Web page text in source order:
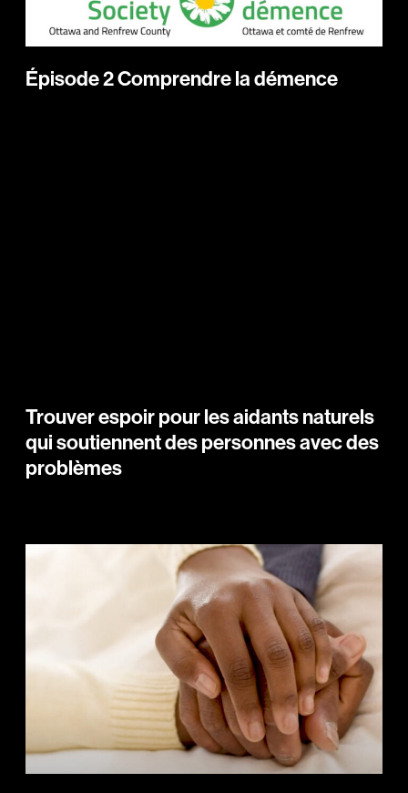
Épisode 2 Comprendre la démence
Trouver espoir pour les aidants naturels
qui soutiennent des personnes avec des
problèmes